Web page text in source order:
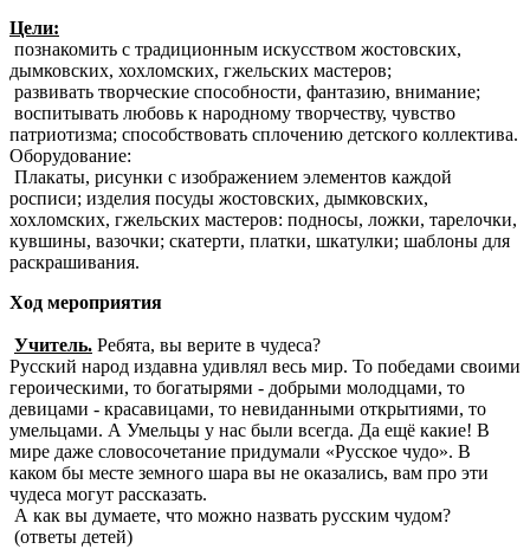
Цели:
познакомить с традиционным искусством жостовских,
дымковских, хохломских, гжельских мастеров;
развивать творческие способности, фантазию, внимание;
воспитывать любовь к народному творчеству, чувство
патриотизма; способствовать сплочению детского коллектива.
Оборудование:
Плакаты, рисунки с изображением элементов каждой
росписи; изделия посуды жостовских, дымковских,
хохломских, гжельских мастеров: подносы, ложки, тарелочки,
кувшины, вазочки; скатерти, платки, шкатулки; шаблоны для
раскрашивания.
Ход мероприятия
Учитель. Ребята, вы верите в чудеса?
Русский народ издавна удивлял весь мир. То победами своими
героическими, то богатырями - добрыми молодцами, то
девицами - красавицами, то невиданными открытиями, то
умельцами. А Умельцы у нас были всегда. Да ещё какие! В
мире даже словосочетание придумали «Русское чудо». В
каком бы месте земного шара вы не оказались, вам про эти
чудеса могут рассказать.
А как вы думаете, что можно назвать русским чудом?
(ответы детей)